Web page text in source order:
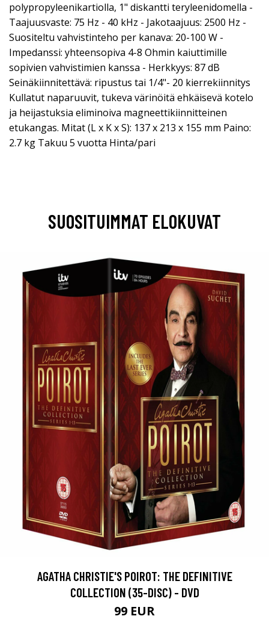
polypropyleenikartiolla, 1" diskantti teryleenidomella -
Taajuusvaste: 75 Hz - 40 kHz - Jakotaajuus: 2500 Hz -
Suositeltu vahvistinteho per kanava: 20-100 W -
Impedanssi: yhteensopiva 4-8 Ohmin kaiuttimille
sopivien vahvistimien kanssa - Herkkyys: 87 dB
Seinäkiinnitettävä: ripustus tai 1/4"- 20 kierrekiinnitys
Kullatut naparuuvit, tukeva värinöitä ehkäisevä kotelo
ja heijastuksia eliminoiva magneettikiinnitteinen
etukangas. Mitat (L x K x S): 137 x 213 x 155 mm Paino:
2.7 kg Takuu 5 vuotta Hinta/pari
SUOSITUIMMAT ELOKUVAT
AGATHA CHRISTIE'S POIROT: THE DEFINITIVE
COLLECTION (35-DISC) - DVD
99 EUR